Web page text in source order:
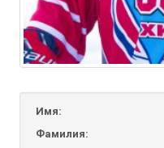
Имя:
Фамилия: